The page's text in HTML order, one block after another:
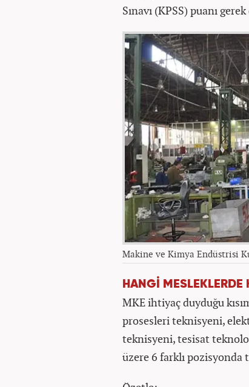
Sınavı (KPSS) puanı
Makine ve Kimya Endüstrisi
HANGİ
MKE ihtiyaç duyduğu
prosesleri teknisyeni,
teknisyeni, tesisat
üzere 6 farklı pozisyonda